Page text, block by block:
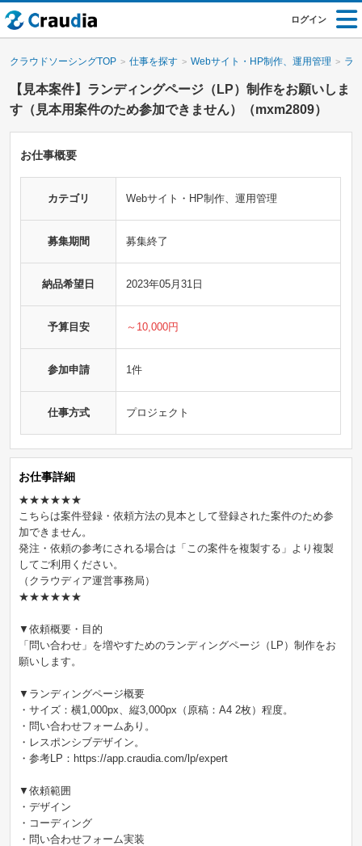
ログイン
クラウドソーシングTOP 仕事を探す Webサイト・HP制作、運用管理 ラ
【見本案件】ランディングページ（LP）制作をお願いしま
す（見本用案件のため参加できません）（mxm2809）
お仕事概要
カテゴリ Webサイト・HP制作、運用管理
募集期間 募集終了
納品希望日 2023年05月31日
予算目安 ～10,000円
参加申請 1件
仕事方式 プロジェクト
お仕事詳細
★★★★★★
こちらは案件登録・依頼方法の見本として登録された案件のため参
加できません。
発注・依頼の参考にされる場合は「この案件を複製する」より複製
してご利用ください。
（クラウディア運営事務局）
★★★★★★
▼依頼概要・目的
「問い合わせ」を増やすためのランディングページ（LP）制作をお
願いします。
▼ランディングページ概要
・サイズ：横1,000px、縦3,000px（原稿：A4 2枚）程度。
・問い合わせフォームあり。
・レスポンシブデザイン。
・参考LP：https://app.craudia.com/lp/expert
▼依頼範囲
・デザイン
・コーディング
・問い合わせフォーム実装